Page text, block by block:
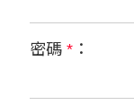
密碼 * ：